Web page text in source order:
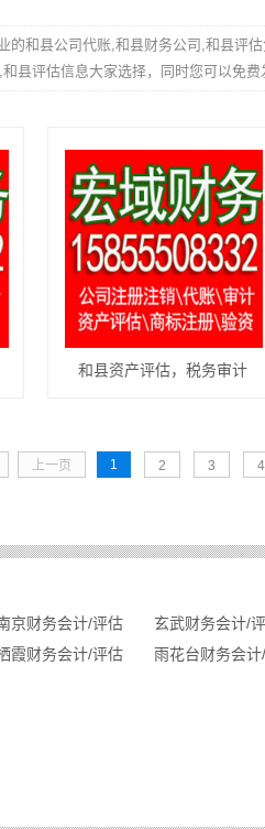
的和县公司代账,和县财务公司,和县评
县评估信息大家选择，同时您可以免
和县资产评估，税务审计
上一页 1 2 3 4
京财务会计/评估 玄武财务会计/
霞财务会计/评估 雨花台财务会